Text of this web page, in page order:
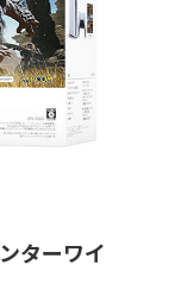
ターワイ